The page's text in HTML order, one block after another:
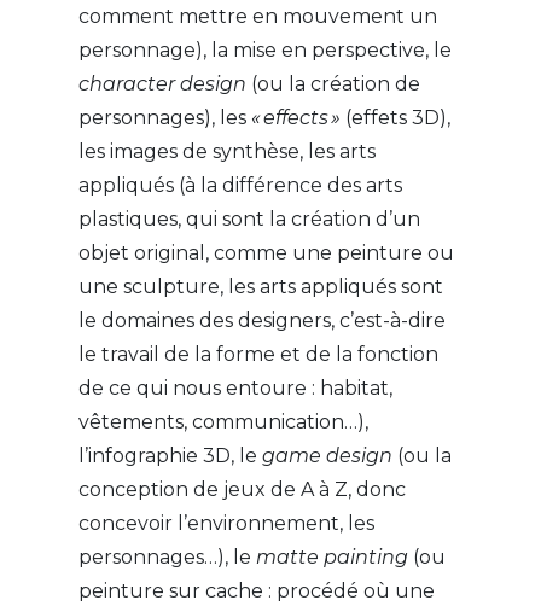
comment mettre en mouvement un
personnage), la mise en perspective, le
character design (ou la création de
personnages), les « effects » (effets 3D),
les images de synthèse, les arts
appliqués (à la différence des arts
plastiques, qui sont la création d’un
objet original, comme une peinture ou
une sculpture, les arts appliqués sont
le domaines des designers, c’est-à-dire
le travail de la forme et de la fonction
de ce qui nous entoure : habitat,
vêtements, communication…),
l’infographie 3D, le game design (ou la
conception de jeux de A à Z, donc
concevoir l’environnement, les
personnages…), le matte painting(ou
peinture sur cache : procédé où une